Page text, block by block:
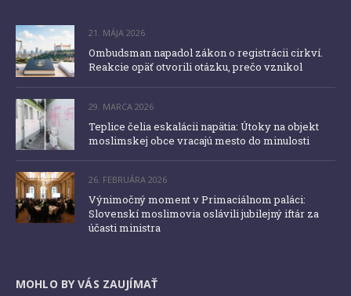
21. MÁJA 2026
Ombudsman napadol zákon o registrácii cirkví.
Reakcie opäť otvorili otázku, prečo vznikol
29. MARCA 2026
Teplice čelia eskalácii napätia: Útoky na objekt
moslimskej obce vracajú mesto do minulosti
26. FEBRUÁRA 2026
Výnimočný moment v Primaciálnom paláci:
Slovenskí moslimovia oslávili jubilejný iftár za
účasti ministra
MOHLO BY VÁS ZAUJÍMAŤ